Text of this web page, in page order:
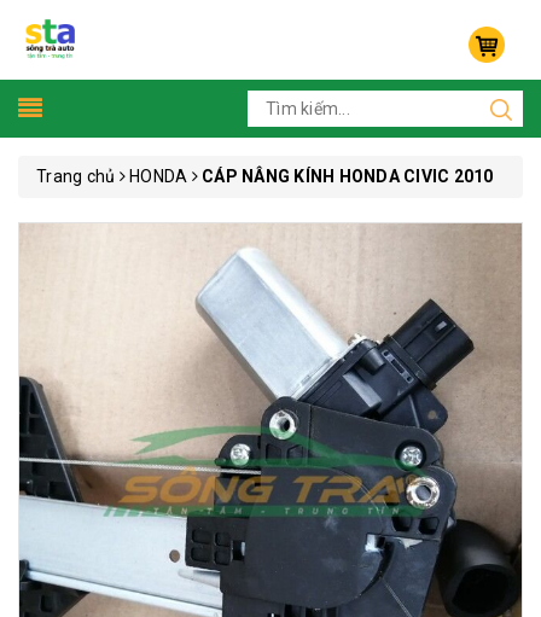
Trang chủ HONDA CÁP NÂNG KÍNH HONDA CIVIC 2010